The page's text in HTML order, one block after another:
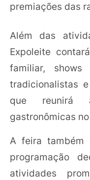
premiações das
Além das
Expoleite
familiar, shows
tradicionalistas
que reunirá
gastronômicas
A feira também
programação
atividades